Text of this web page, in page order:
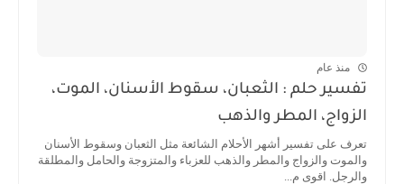
منذ عام
تفسير حلم : الثعبان، سقوط الأسنان، الموت،
الزواج، المطر والذهب
تعرف على تفسير أشهر الأحلام الشائعة مثل الثعبان وسقوط الأسنان
والموت والزواج والمطر والذهب للعزباء والمتزوجة والحامل والمطلقة
والرجل. اقوى م...